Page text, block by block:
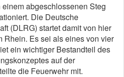
abgeschlossenen Steg
Die Deutsche
(DLRG) startet damit von hier
Rhein. Es sei als eines von vier
ein wichtiger Bestandteil des
auf der
die Feuerwehr mit.